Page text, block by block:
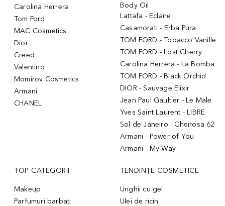
Carolina Herrera
Tom Ford
MAC Cosmetics
Dior
Creed
Valentino
Momirov Cosmetics
Armani
CHANEL
Body Oil
Lattafa - Eclaire
Casamorati - Erba Pura
TOM FORD - Tobacco Vanille
TOM FORD - Lost Cherry
Carolina Herrera - La Bomba
TOM FORD - Black Orchid
DIOR - Sauvage Elixir
Jean Paul Gaultier - Le Male
Yves Saint Laurent - LIBRE
Sol de Janeiro - Cheirosa 62
Armani - Power of You
Armani - My Way
TOP CATEGORII
Makeup
Parfumuri barbati
TENDINȚE COSMETICE
Unghii cu gel
Ulei de ricin